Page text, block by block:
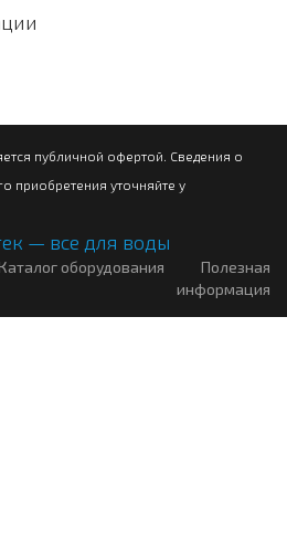
публичной офертой. Сведения о
приобретения уточняйте у
— все для воды
оборудования
Полезная
информация